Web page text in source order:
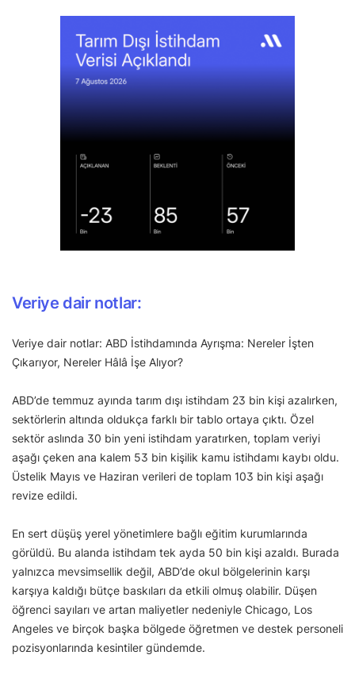
Veriye dair notlar:
Veriye dair notlar: ABD İstihdamında Ayrışma: Nereler İşten
Çıkarıyor, Nereler Hâlâ İşe Alıyor?
ABD’de temmuz ayında tarım dışı istihdam 23 bin kişi azalırken,
sektörlerin altında oldukça farklı bir tablo ortaya çıktı. Özel
sektör aslında 30 bin yeni istihdam yaratırken, toplam veriyi
aşağı çeken ana kalem 53 bin kişilik kamu istihdamı kaybı oldu.
Üstelik Mayıs ve Haziran verileri de toplam 103 bin kişi aşağı
revize edildi.
En sert düşüş yerel yönetimlere bağlı eğitim kurumlarında
görüldü. Bu alanda istihdam tek ayda 50 bin kişi azaldı. Burada
yalnızca mevsimsellik değil, ABD’de okul bölgelerinin karşı
karşıya kaldığı bütçe baskıları da etkili olmuş olabilir. Düşen
öğrenci sayıları ve artan maliyetler nedeniyle Chicago, Los
Angeles ve birçok başka bölgede öğretmen ve destek personeli
pozisyonlarında kesintiler gündemde.